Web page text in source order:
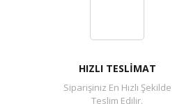
HIZLI TESLİMAT
Siparişiniz En Hızlı Şekilde
Teslim Edilir.